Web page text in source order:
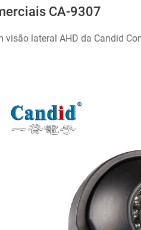
CA-9307
visão lateral AHD da Candid